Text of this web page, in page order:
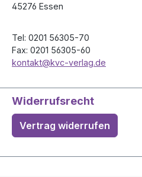
45276 Essen
Tel: 0201 56305-70
Fax: 0201 56305-60
kontakt@kvc-verlag.de
Widerrufsrecht
Vertrag widerrufen